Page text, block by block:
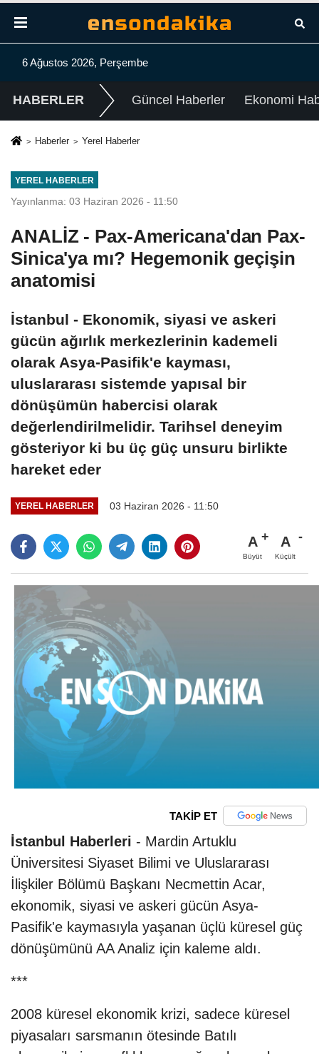
6 Ağustos 2026, Perşembe
HABERLER Güncel Haberler Ekonomi
Haberler Yerel Haberler
YEREL HABERLER
Yayınlanma: 03 Haziran 2026 - 11:50
ANALİZ - Pax-Americana'dan Pax-
Sinica'ya mı? Hegemonik geçişin
anatomisi
İstanbul - Ekonomik, siyasi ve askeri
gücün ağırlık merkezlerinin kademeli
olarak Asya-Pasifik'e kayması,
uluslararası sistemde yapısal bir
dönüşümün habercisi olarak
değerlendirilmelidir. Tarihsel deneyim
gösteriyor ki bu üç güç unsuru birlikte
hareket eder
YEREL HABERLER 03 Haziran 2026 - 11:50
A
Büyüt
A
Küçült
TAKİP ET
İstanbul Haberleri - Mardin Artuklu
Üniversitesi Siyaset Bilimi ve Uluslararası
İlişkiler Bölümü Başkanı Necmettin Acar,
ekonomik, siyasi ve askeri gücün Asya-
Pasifik'e kaymasıyla yaşanan üçlü küresel güç
dönüşümünü AA Analiz için kaleme aldı.
***
2008 küresel ekonomik krizi, sadece küresel
piyasaları sarsmanın ötesinde Batılı